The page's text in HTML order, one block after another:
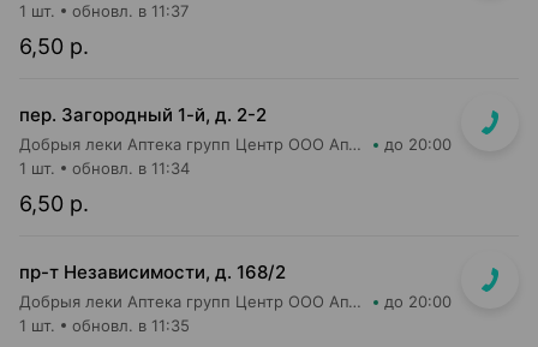
6,50 р.
1 шт. обновл. в 11:37
пер. Загородный 1-й, д. 2-2
Добрыя леки Аптека групп Центр ООО Аптека №9 до 20:00
6,50 р.
1 шт. обновл. в 11:34
пр-т Независимости, д. 168/2
Добрыя леки Аптека групп Центр ООО Аптека №30 до 20:00
1 шт. обновл. в 11:35